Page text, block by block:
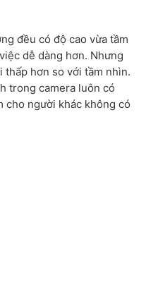
đều có độ cao vừa tầm
dễ dàng hơn. Nhưng
thấp hơn so với tầm nhìn.
trong camera luôn có
cho người khác không có